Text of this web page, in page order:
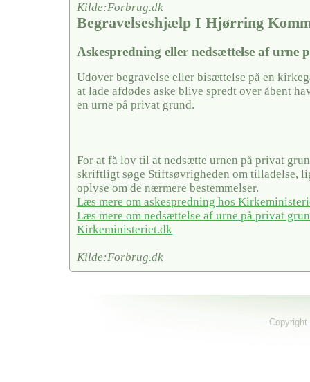
Kilde:Forbrug.dk
Begravelseshjælp I Hjørring
Askespredning eller nedsættelse af urne
Udover begravelse eller bisættelse på en
at lade afdødes aske blive spredt over åbent
en urne på privat grund.
For at få lov til at nedsætte urnen på privat
skriftligt søge Stiftsøvrigheden om tilladelse,
oplyse om de nærmere bestemmelser.
Læs mere om askespredning hos
Læs mere om nedsættelse af urne på privat
Kirkeministeriet.dk
Kilde:Forbrug.dk